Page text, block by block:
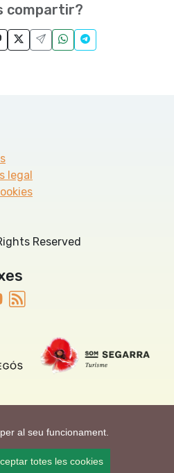
al seu funcionament.
totes les cookies
compartir?
legal
Reserved